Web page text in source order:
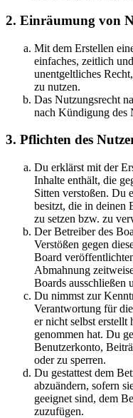
2. Einräumung von
Mit dem Erstellen
einfaches, zeitlich
unentgeltliches
zu nutzen.
Das Nutzungsrecht
nach Kündigung des
3. Pflichten des
Du erklärst mit der
Inhalte enthält, die
Sitten verstoßen. Du
besitzt, die in deinen
zu setzen bzw. zu
Der Betreiber des
Verstößen gegen
Board
Abmahnung
Boards ausschließen
Du nimmst zur
Verantwortung für
er nicht selbst erstellt
genommen hat. Du
Benutzerkonto,
oder zu sperren.
Du gestattest dem
abzuändern, sofern
geeignet sind, dem
zuzufügen.